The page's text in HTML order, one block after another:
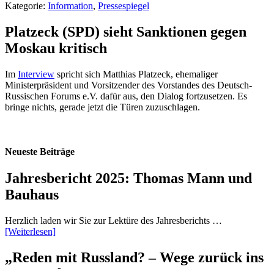
Kategorie: Information, Pressespiegel
Platzeck (SPD) sieht Sanktionen gegen
Moskau kritisch
Im Interview spricht sich Matthias Platzeck, ehemaliger
Ministerpräsident und Vorsitzender des Vorstandes des Deutsch-
Russischen Forums e.V. dafür aus, den Dialog fortzusetzen. Es
bringe nichts, gerade jetzt die Türen zuzuschlagen.
Neueste Beiträge
Jahresbericht 2025: Thomas Mann und
Bauhaus
Herzlich laden wir Sie zur Lektüre des Jahresberichts …
[Weiterlesen]
„Reden mit Russland? – Wege zurück ins